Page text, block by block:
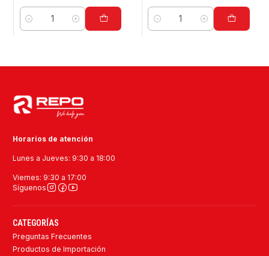
Cantidad Cantidad
Horarios de atención
Lunes a Jueves: 9:30 a 18:00
Viernes: 9:30 a 17:00
Síguenos
CATEGORÍAS
Preguntas Frecuentes
Productos de Importación